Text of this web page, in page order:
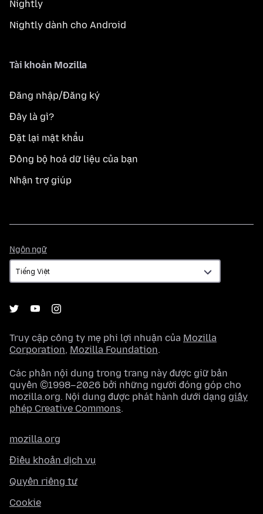
Nightly
Nightly dành cho Android
Tài khoản Mozilla
Đăng nhập/Đăng ký
Đây là gì?
Đặt lại mật khẩu
Đồng bộ hoá dữ liệu của bạn
Nhận trợ giúp
Ngôn ngữ
ngữ
Truy cập công ty mẹ phi lợi nhuận của Mozilla
Corporation, Mozilla Foundation.
Các phần nội dung trong trang này được giữ bản
quyền ©1998–2026 bởi những người đóng góp cho
mozilla.org. Nội dung được phát hành dưới dạng giấy
phép Creative Commons.
mozilla.org
Điều khoản dịch vụ
Quyền riêng tư
Cookie